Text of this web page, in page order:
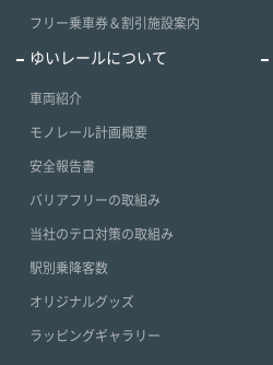
フリー乗車券＆割引施設案内
ゆいレールについて
車両紹介
モノレール計画概要
安全報告書
バリアフリーの取組み
当社のテロ対策の取組み
駅別乗降客数
オリジナルグッズ
ラッピングギャラリー